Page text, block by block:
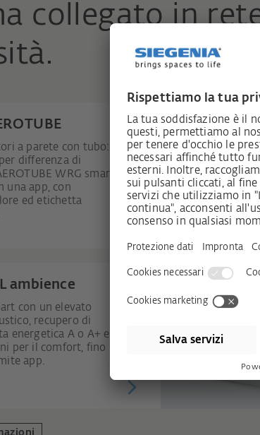
collegato in
a parete con tubo:
differenza di
WRG smart,
una app, con
ed etichetta
ambience
con un elevato
recupero di
energetica A o A+ e
per il comfort, fino
app.